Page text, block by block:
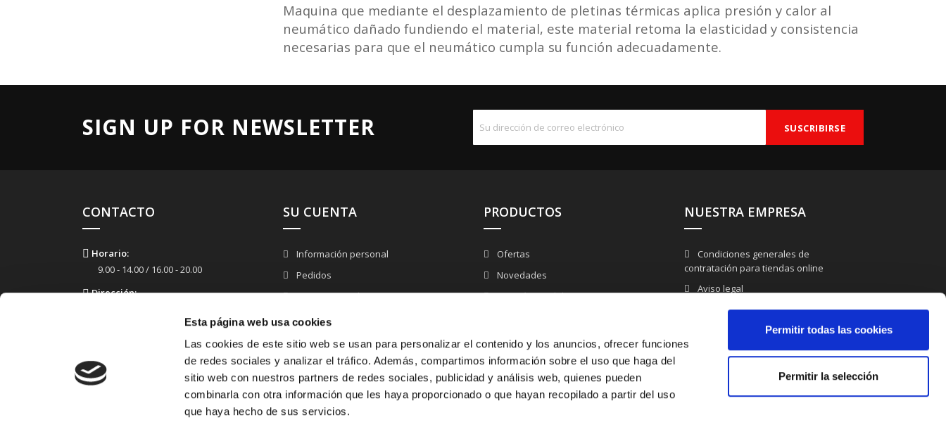
Esta página web usa cookies
Las cookies de este sitio web se usan para personalizar el contenido y los anuncios, ofrecer funciones
de redes sociales y analizar el tráfico. Además, compartimos información sobre el uso que haga del
sitio web con nuestros partners de redes sociales, publicidad y análisis web, quienes pueden
combinarla con otra información que les haya proporcionado o que hayan recopilado a partir del uso
que haya hecho de sus servicios.
Permitir todas las cookies
Permitir la selección
Maquina que mediante el desplazamiento de pletinas térmicas aplica presión y calor al
neumático dañado fundiendo el material, este material retoma la elasticidad y consistencia
necesarias para que el neumático cumpla su función adecuadamente.
SIGN UP FOR NEWSLETTER
CONTACTO
Horario:
9.00 - 14.00 / 16.00 - 20.00
Dirección:
info@vticauchosygomas.com
Teléfono:
SU CUENTA
Información personal
Pedidos
Facturas por abono
Direcciones
Cupones de descuento
Mis alertas
PRODUCTOS
Ofertas
Novedades
Los más vendidos
NUESTRA EMPRESA
Condiciones generales de
contratación para tiendas online
Aviso legal
Politíca de privacidad
Política de cookies
Contacte con nosotros
Mapa del sitio